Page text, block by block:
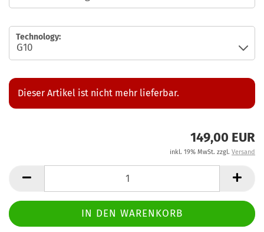
Technology:
Dieser Artikel ist nicht mehr lieferbar.
149,00 EUR
inkl. 19% MwSt. zzgl. Versand